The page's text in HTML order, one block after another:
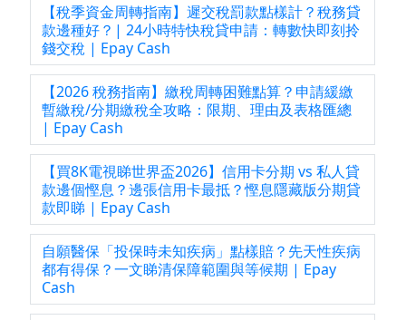
【稅季資金周轉指南】遲交稅罰款點樣計？稅務貸
款邊種好？| 24小時特快稅貸申請：轉數快即刻拎
錢交稅 | Epay Cash
【2026 稅務指南】繳稅周轉困難點算？申請緩繳
暫繳稅/分期繳稅全攻略：限期、理由及表格匯總
| Epay Cash
【買8K電視睇世界盃2026】信用卡分期 vs 私人貸
款邊個慳息？邊張信用卡最抵？慳息隱藏版分期貸
款即睇 | Epay Cash
自願醫保「投保時未知疾病」點樣賠？先天性疾病
都有得保？一文睇清保障範圍與等候期 | Epay
Cash